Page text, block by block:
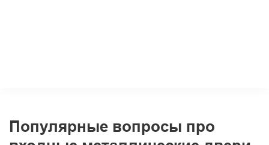
Популярные вопросы про